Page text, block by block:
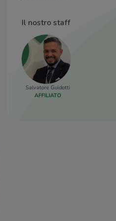
Il nostro staff
Salvatore Guidotti
AFFILIATO